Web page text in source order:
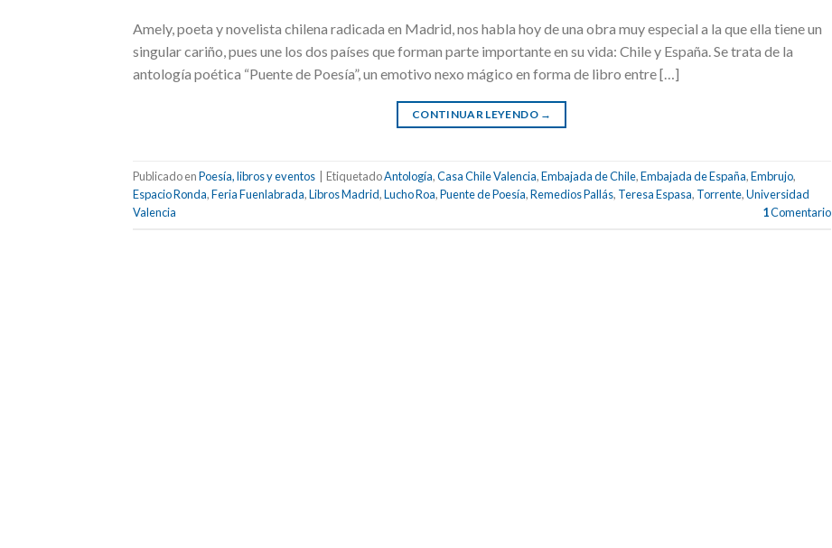
Amely, poeta y novelista chilena radicada en Madrid, nos habla hoy de una obra muy especial a la que ella tiene un
singular cariño, pues une los dos países que forman parte importante en su vida: Chile y España. Se trata de la
antología poética “Puente de Poesía”, un emotivo nexo mágico en forma de libro entre […]
CONTINUAR LEYENDO →
Publicado enPoesía, libros y eventos EtiquetadoAntología,Casa Chile Valencia,Embajada de Chile,Embajada de España,Embrujo,
Espacio Ronda,Feria Fuenlabrada,Libros Madrid,Lucho Roa,Puente de Poesía,Remedios Pallás, Teresa Espasa, Torrente,Universidad
Valencia
1Comentario